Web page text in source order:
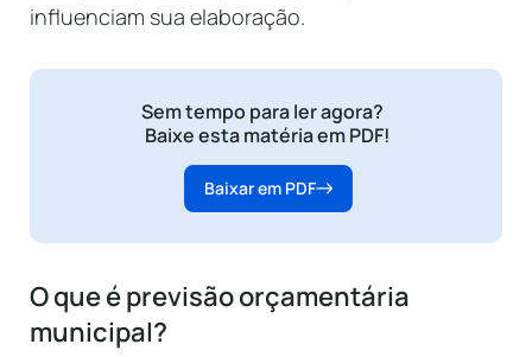
influenciam sua elaboração.
Sem tempo para ler agora?
Baixe esta matéria em PDF!
Baixar em PDF
O que é previsão orçamentária
municipal?